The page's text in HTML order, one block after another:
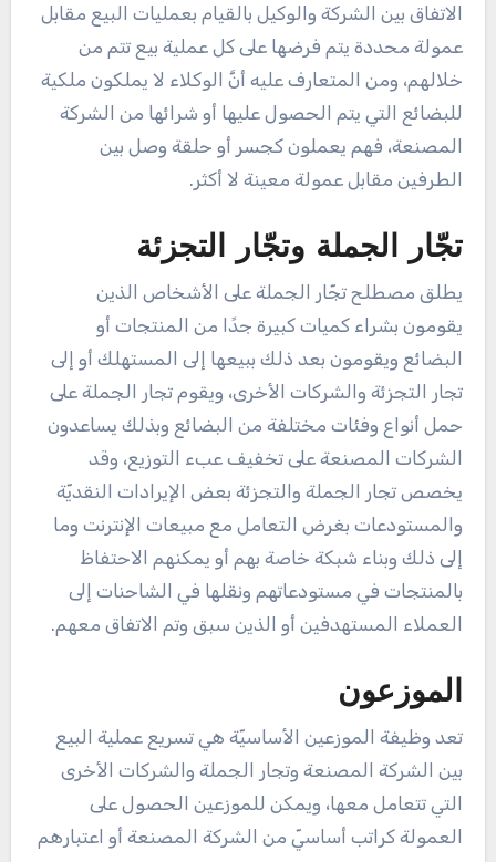
الاتفاق بين الشركة والوكيل بالقيام بعمليات البيع مقابل
عمولة محددة يتم فرضها على كل عملية بيع تتم من
خلالهم، ومن المتعارف عليه أنَّ الوكلاء لا يملكون ملكية
للبضائع التي يتم الحصول عليها أو شرائها من الشركة
المصنعة، فهم يعملون كجسر أو حلقة وصل بين
الطرفين مقابل عمولة معينة لا أكثر.
تجّار الجملة وتجّار التجزئة
يطلق مصطلح تجّار الجملة على الأشخاص الذين
يقومون بشراء كميات كبيرة جدًا من المنتجات أو
البضائع ويقومون بعد ذلك ببيعها إلى المستهلك أو إلى
تجار التجزئة والشركات الأخرى، ويقوم تجار الجملة على
حمل أنواع وفئات مختلفة من البضائع وبذلك يساعدون
الشركات المصنعة على تخفيف عبء التوزيع، وقد
يخصص تجار الجملة والتجزئة بعض الإيرادات النقديّة
والمستودعات بغرض التعامل مع مبيعات الإنترنت وما
إلى ذلك وبناء شبكة خاصة بهم أو يمكنهم الاحتفاظ
بالمنتجات في مستودعاتهم ونقلها في الشاحنات إلى
العملاء المستهدفين أو الذين سبق وتم الاتفاق معهم.
الموزعون
تعد وظيفة الموزعين الأساسيّة هي تسريع عملية البيع
بين الشركة المصنعة وتجار الجملة والشركات الأخرى
التي تتعامل معها، ويمكن للموزعين الحصول على
العمولة كراتب أساسيّ من الشركة المصنعة أو اعتبارهم